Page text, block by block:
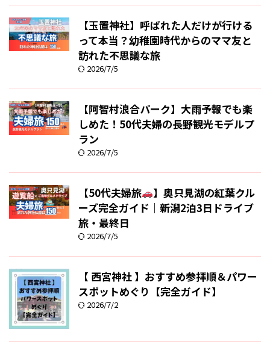
【玉置神社】呼ばれた人だけが行ける
って本当？幼稚園時代からのママ友と
訪れた不思議な旅
2026/7/5
【阿智村浪合パーク】大雨予報でも楽
しめた！50代夫婦の長野観光モデルプ
ラン
2026/7/5
【50代夫婦旅
】奥只見湖の紅葉クル
ーズ完全ガイド｜新潟2泊3日ドライブ
旅・最終日
2026/7/5
【 西宮神社 】おすすめ参拝順＆パワー
スポットめぐり【完全ガイド】
2026/7/2